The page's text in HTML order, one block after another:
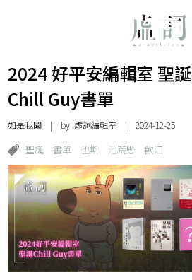
2024 好平安編輯室 聖誕
Chill Guy書單
如是我聞 | by 虛詞編輯室 | 2024-12-25
聖誕 書單 也斯 池荒懸 飲江